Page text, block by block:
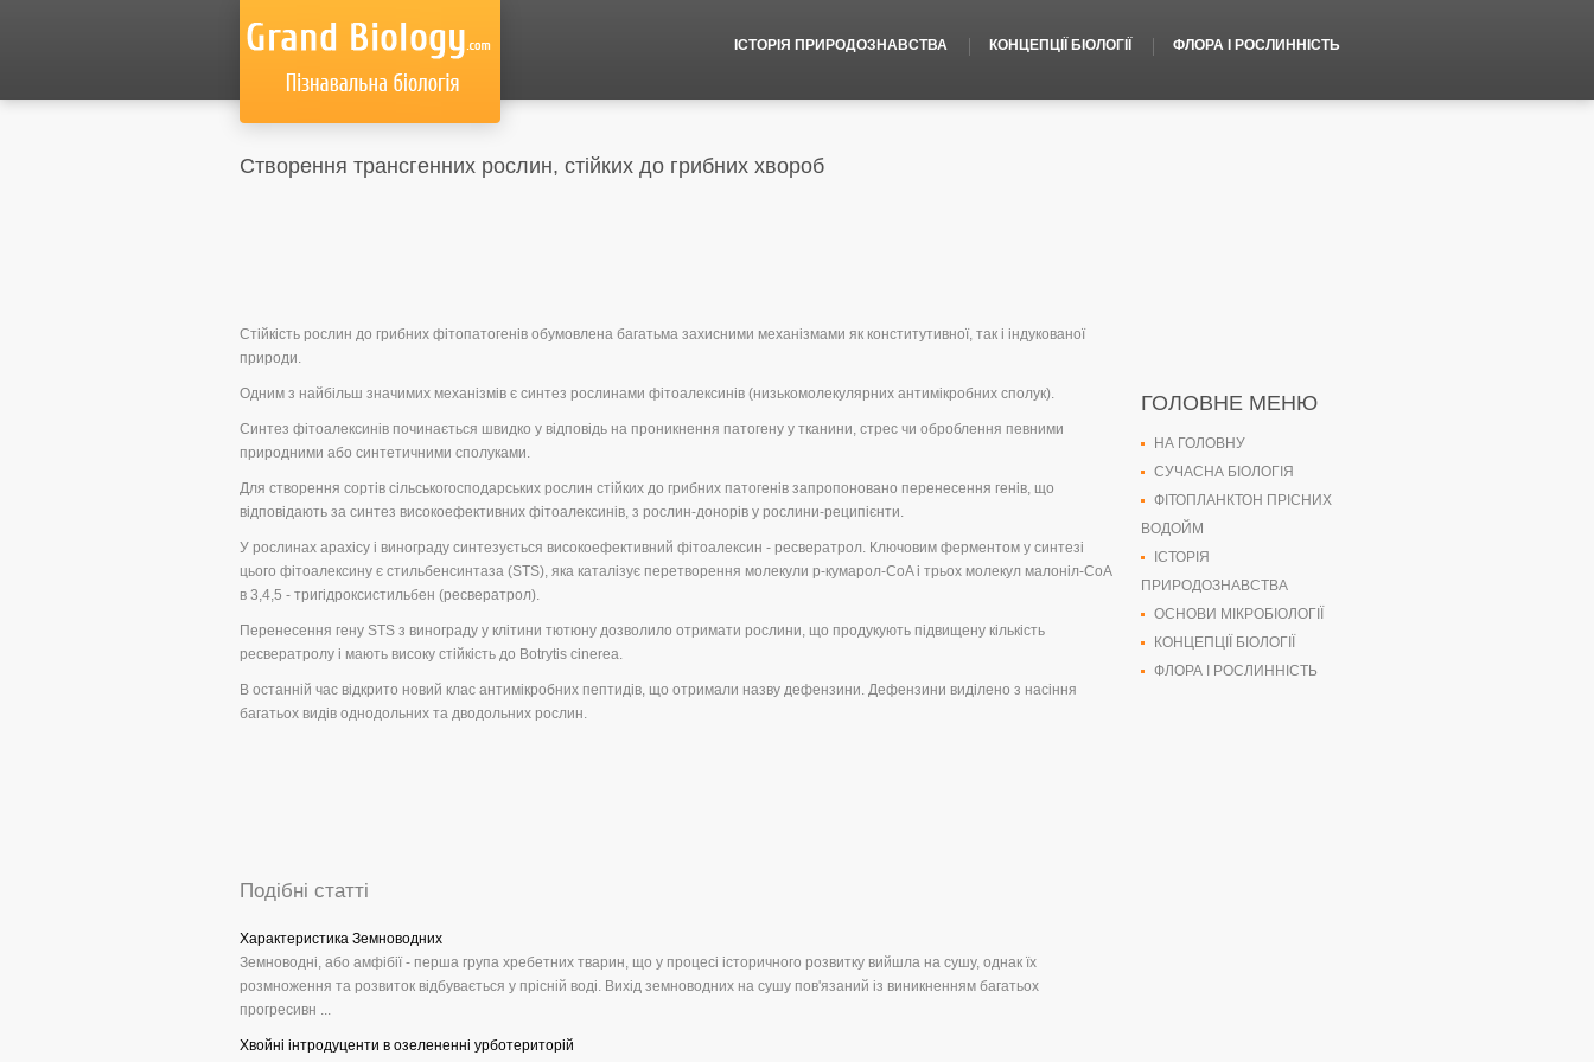
ІСТОРІЯ ПРИРОДОЗНАВСТВА КОНЦЕПЦІЇ БІОЛОГІЇ ФЛОРА І РОСЛИННІСТЬ
Створення трансгенних рослин, стійких до грибних хвороб
Стійкість рослин до грибних фітопатогенів обумовлена багатьма захисними механізмами як конститутивної, так і індукованої
природи.
Одним з найбільш значимих механізмів є синтез рослинами фітоалексинів (низькомолекулярних антимікробних сполук).
Синтез фітоалексинів починається швидко у відповідь на проникнення патогену у тканини, стрес чи оброблення певними
природними або синтетичними сполуками.
Для створення сортів сільськогосподарських рослин стійких до грибних патогенів запропоновано перенесення генів, що
відповідають за синтез високоефективних фітоалексинів, з рослин-донорів у рослини-реципієнти.
У рослинах арахісу і винограду синтезується високоефективний фітоалексин - ресвератрол. Ключовим ферментом у синтезі
цього фітоалексину є стильбенсинтаза (STS), яка каталізує перетворення молекули p-кумарол-CoA і трьох молекул малоніл-CoA
в 3,4,5 - тригідроксистильбен (ресвератрол).
Перенесення гену STS з винограду у клітини тютюну дозволило отримати рослини, що продукують підвищену кількість
ресвератролу і мають високу стійкість до Botrytis cinerea.
В останній час відкрито новий клас антимікробних пептидів, що отримали назву дефензини. Дефензини виділено з насіння
багатьох видів однодольних та дводольних рослин.
Подібні статті
Характеристика Земноводних
Земноводні, або амфібії - перша група хребетних тварин, що у процесі історичного розвитку вийшла на сушу, однак їх
розмноження та розвиток відбувається у прісній воді. Вихід земноводних на сушу пов'язаний із виникненням багатьох
прогресивн ...
Хвойні інтродуценти в озелененні урботериторій
ГОЛОВНЕ МЕНЮ
НА ГОЛОВНУ
СУЧАСНА БІОЛОГІЯ
ФІТОПЛАНКТОН ПРІСНИХ
ВОДОЙМ
ІСТОРІЯ
ПРИРОДОЗНАВСТВА
ОСНОВИ МІКРОБІОЛОГІЇ
КОНЦЕПЦІЇ БІОЛОГІЇ
ФЛОРА І РОСЛИННІСТЬ